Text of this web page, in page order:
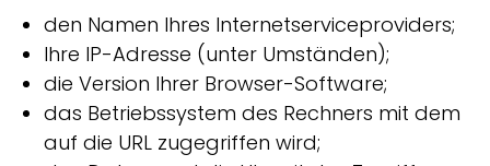
den Namen Ihres Internetserviceproviders;
Ihre IP-Adresse (unter Umständen);
die Version Ihrer Browser-Software;
das Betriebssystem des Rechners mit dem
auf die URL zugegriffen wird;